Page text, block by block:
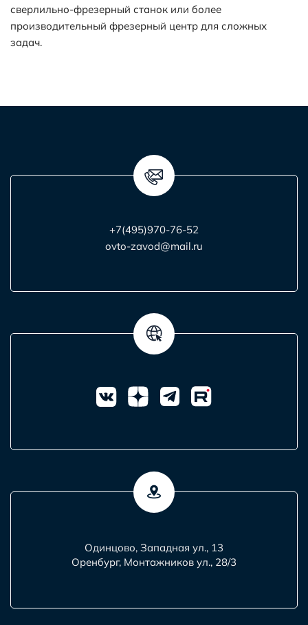
сверлильно-фрезерный станок или более
производительный фрезерный центр для сложных
задач.
+7(495)970-76-52
ovto-zavod@mail.ru
Одинцово, Западная ул., 13
Оренбург, Монтажников ул., 28/3